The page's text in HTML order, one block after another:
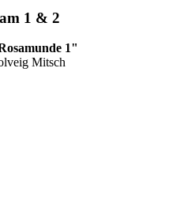
1 & 2
1"
Mitsch